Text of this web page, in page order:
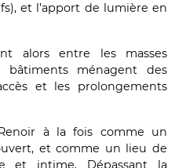
et l’apport de lumière en
alors entre les masses
ménagent des
et les prolongements
à la fois comme un
et comme un lieu de
et intime. Dépassant la